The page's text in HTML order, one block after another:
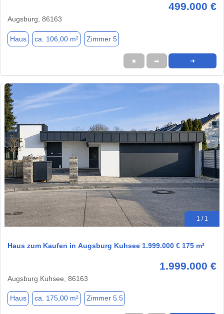
499.000 €
Augsburg, 86163
Haus ca. 106,00 m² Zimmer 5
★ ➦ ➜
1 / 1
Haus zum Kaufen in Augsburg Kuhsee 1.999.000 € 175 m²
1.999.000 €
Augsburg Kuhsee, 86163
Haus ca. 175,00 m² Zimmer 5.5